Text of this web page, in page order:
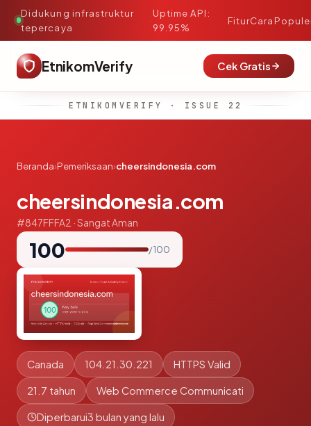
Didukung infrastruktur
tepercaya
·
Uptime API:
99.95%
FiturCara
EtnikomVerify Cek Gratis
ETNIKOMVERIFY · ISSUE 22
Beranda›Pemeriksaan›cheersindonesia.com
cheersindonesia.com
#847FFFA2 · Sangat Aman
100 / 100
Canada 104.21.30.221 HTTPS Valid
21.7 tahun Web Commerce Communicati
Diperbarui3 bulan yang lalu